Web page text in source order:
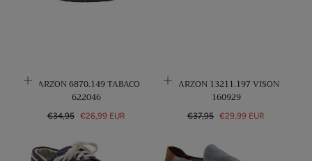
GARZON 6870.149 TABACO
622046
Precio
€34,95
Precio
venta
€26,99 EUR
GARZON 13211.197 VISON
160929
Precio
€37,95 Precio
€29,99 EUR